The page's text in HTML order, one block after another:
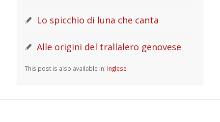
Lo spicchio di luna che canta
Alle origini del trallalero genovese
This post is also available in: Inglese